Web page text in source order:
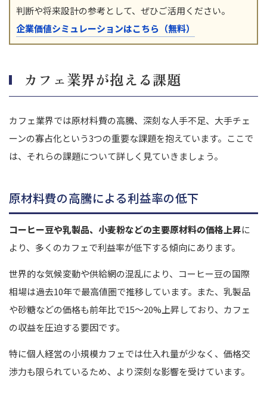
判断や将来設計の参考として、ぜひご活用ください。
企業価値シミュレーションはこちら（無料）
カフェ業界が抱える課題
カフェ業界では原材料費の高騰、深刻な人手不足、大手チェ
ーンの寡占化という3つの重要な課題を抱えています。ここで
は、それらの課題について詳しく見ていきましょう。
原材料費の高騰による利益率の低下
コーヒー豆や乳製品、小麦粉などの主要原材料の価格上昇に
より、多くのカフェで利益率が低下する傾向にあります。
世界的な気候変動や供給網の混乱により、コーヒー豆の国際
相場は過去10年で最高値圏で推移しています。また、乳製品
や砂糖などの価格も前年比で15〜20%上昇しており、カフェ
の収益を圧迫する要因です。
特に個人経営の小規模カフェでは仕入れ量が少なく、価格交
渉力も限られているため、より深刻な影響を受けています。